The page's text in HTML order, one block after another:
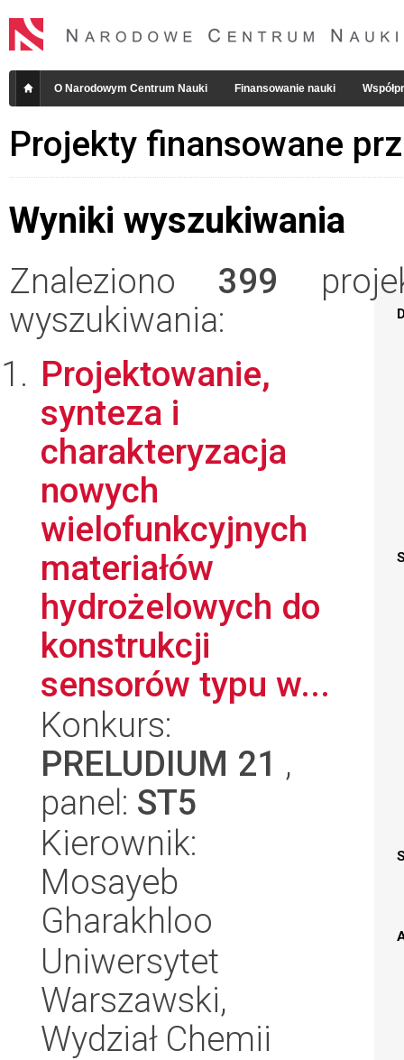
O Narodowym Centrum Nauki Finansowanie nauki
Projekty finansowane
Wyniki wyszukiwania
Znaleziono 399
wyszukiwania:
Projektowanie,
synteza i
charakteryzacja
nowych
wielofunkcyjnych
materiałów
hydrożelowych do
konstrukcji
sensorów typu w...
Konkurs:
PRELUDIUM 21 ,
panel: ST5
Kierownik:
Mosayeb
Gharakhloo
Uniwersytet
Warszawski,
Wydział Chemii